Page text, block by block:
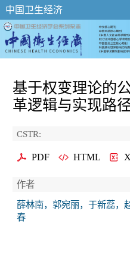
中国卫生经济
基于权变理论的
革逻辑与实现路
CSTR:
PDF HTML
作者
薛林南，郭宛丽，于新蕊，
春